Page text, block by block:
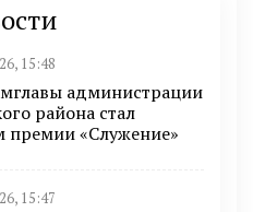
15:48
администрации
района стал
премии «Служение»
15:47